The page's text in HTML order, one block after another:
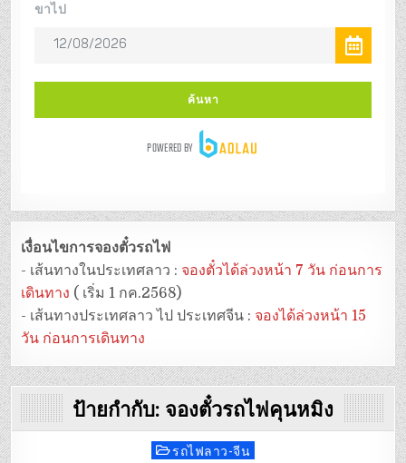
เงื่อนไขการจองตั๋วรถไฟ
- เส้นทางในประเทศลาว : จองตั๋วได้ล่วงหน้า 7 วัน ก่อนการ
เดินทาง ( เริ่ม 1 กค.2568)
- เส้นทางประเทศลาว ไป ประเทศจีน : จองได้ล่วงหน้า 15
วัน ก่อนการเดินทาง
ป้ายกำกับ: จองตั๋วรถไฟคุนหมิง
Posted
รถไฟลาว-จีน